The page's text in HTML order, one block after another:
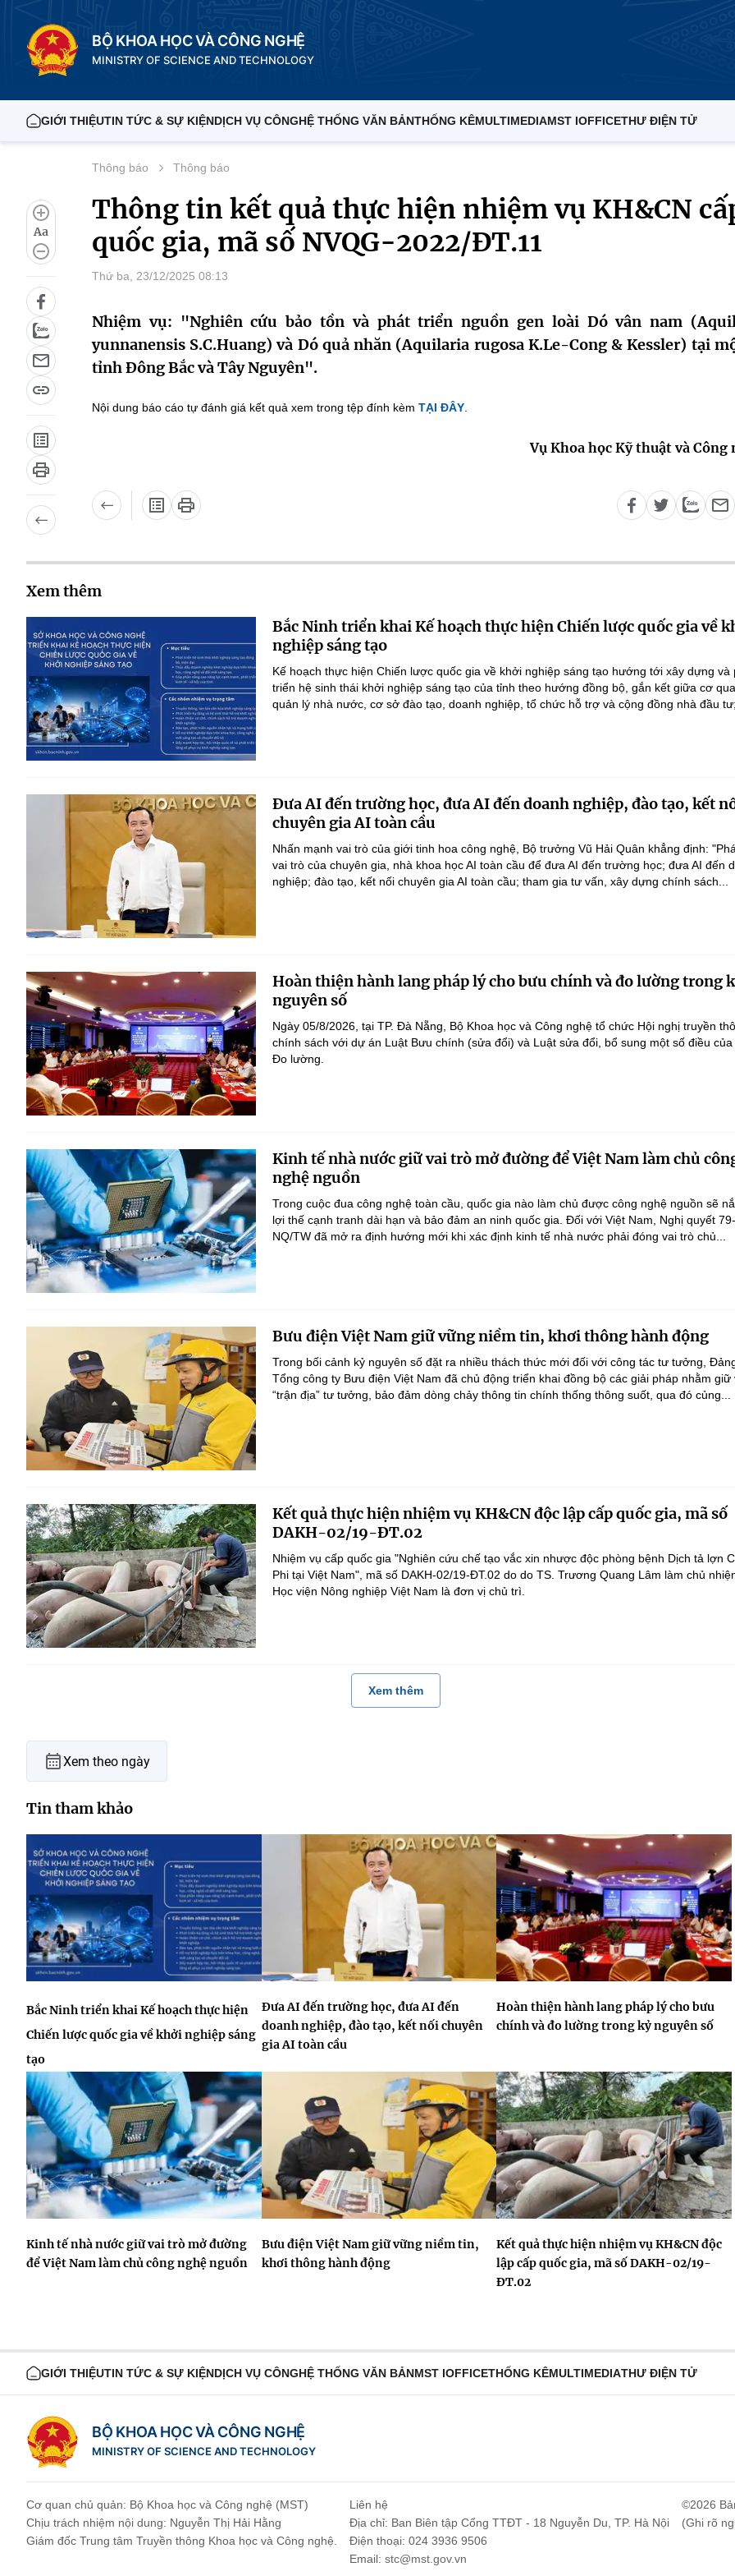
BỘ KHOA HỌC VÀ CÔNG NGHỆ
MINISTRY OF SCIENCE AND TECHNOLOGY
GIỚI THIỆUTIN TỨC & SỰ KIỆNDỊCH VỤ CÔNGHỆ THỐNG VĂN BẢNTHỐNG KÊMULTIMEDIAMST IOFFICETHƯ ĐIỆN TỬ
Aa
Thông báo Thông báo
Thông tin kết quả thực hiện nhiệm vụ KH&CN
quốc gia, mã số NVQG-2022/ĐT.11
Thứ ba, 23/12/2025 08:13
Nhiệm vụ: "Nghiên cứu bảo tồn và phát triển nguồn gen loài Dó vân nam
yunnanensis S.C.Huang) và Dó quả nhăn (Aquilaria rugosa K.Le-Cong & Kessler) tại
tỉnh Đông Bắc và Tây Nguyên".
Nội dung báo cáo tự đánh giá kết quả xem trong tệp đính kèm TẠI ĐÂY
Vụ Khoa học Kỹ thuật và Công
Xem thêm
Bắc Ninh triển khai Kế hoạch thực hiện Chiến lược quốc gia về
nghiệp sáng tạo
Kế hoạch thực hiện Chiến lược quốc gia về khởi nghiệp sáng tạo hướng tới xây dựng và
triển hệ sinh thái khởi nghiệp sáng tạo của tỉnh theo hướng đồng bộ, gắn kết giữa cơ
quản lý nhà nước, cơ sở đào tạo, doanh nghiệp, tổ chức hỗ trợ và cộng đồng nhà đầu
Đưa AI đến trường học, đưa AI đến doanh nghiệp, đào tạo, kết
chuyên gia AI toàn cầu
Nhấn mạnh vai trò của giới tinh hoa công nghệ, Bộ trưởng Vũ Hải Quân khẳng định:
vai trò của chuyên gia, nhà khoa học AI toàn cầu để đưa AI đến trường học; đưa AI đến
nghiệp; đào tạo, kết nối chuyên gia AI toàn cầu; tham gia tư vấn, xây dựng chính sách...
Hoàn thiện hành lang pháp lý cho bưu chính và đo lường trong
nguyên số
Ngày 05/8/2026, tại TP. Đà Nẵng, Bộ Khoa học và Công nghệ tổ chức Hội nghị truyền
chính sách với dự án Luật Bưu chính (sửa đổi) và Luật sửa đổi, bổ sung một số điều của
Đo lường.
Kinh tế nhà nước giữ vai trò mở đường để Việt Nam làm chủ
nghệ nguồn
Trong cuộc đua công nghệ toàn cầu, quốc gia nào làm chủ được công nghệ nguồn sẽ
lợi thế cạnh tranh dài hạn và bảo đảm an ninh quốc gia. Đối với Việt Nam, Nghị quyết 79-
NQ/TW đã mở ra định hướng mới khi xác định kinh tế nhà nước phải đóng vai trò chủ...
Bưu điện Việt Nam giữ vững niềm tin, khơi thông hành động
Trong bối cảnh kỷ nguyên số đặt ra nhiều thách thức mới đối với công tác tư tưởng,
Tổng công ty Bưu điện Việt Nam đã chủ động triển khai đồng bộ các giải pháp nhằm giữ
“trận địa” tư tưởng, bảo đảm dòng chảy thông tin chính thống thông suốt, qua đó củng...
Kết quả thực hiện nhiệm vụ KH&CN độc lập cấp quốc gia, mã số
DAKH-02/19-ĐT.02
Nhiệm vụ cấp quốc gia "Nghiên cứu chế tạo vắc xin nhược độc phòng bệnh Dịch tả lợn
Phi tại Việt Nam", mã số DAKH-02/19-ĐT.02 do do TS. Trương Quang Lâm làm chủ
Học viện Nông nghiệp Việt Nam là đơn vị chủ trì.
Xem thêm
Xem theo ngày
Tin tham khảo
Bắc Ninh triển khai Kế hoạch thực hiện
Chiến lược quốc gia về khởi nghiệp sáng
tạo
Đưa AI đến trường học, đưa AI đến
doanh nghiệp, đào tạo, kết nối chuyên
gia AI toàn cầu
Hoàn thiện hành lang pháp lý cho bưu
chính và đo lường trong kỷ nguyên số
Kinh tế nhà nước giữ vai trò mở đường
để Việt Nam làm chủ công nghệ nguồn
Bưu điện Việt Nam giữ vững niềm tin,
khơi thông hành động
Kết quả thực hiện nhiệm vụ KH&CN độc
lập cấp quốc gia, mã số DAKH-02/19-
ĐT.02
GIỚI THIỆUTIN TỨC & SỰ KIỆNDỊCH VỤ CÔNGHỆ THỐNG VĂN BẢNMST IOFFICETHỐNG KÊMULTIMEDIATHƯ ĐIỆN TỬ
BỘ KHOA HỌC VÀ CÔNG NGHỆ
MINISTRY OF SCIENCE AND TECHNOLOGY
Cơ quan chủ quản: Bộ Khoa học và Công nghệ (MST)
Chịu trách nhiệm nội dung: Nguyễn Thị Hải Hằng
Giám đốc Trung tâm Truyền thông Khoa học và Công nghệ.
Liên hệ
Địa chỉ: Ban Biên tập Cổng TTĐT - 18 Nguyễn Du, TP. Hà Nội
Điện thoại: 024 3936 9506
Email: stc@mst.gov.vn
©2026
(Ghi rõ